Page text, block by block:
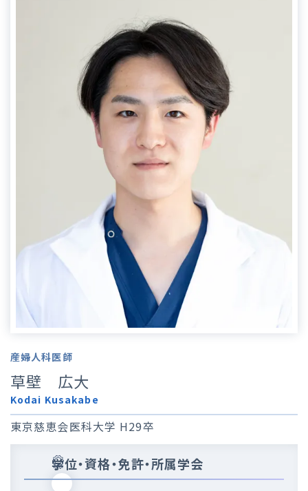
産婦人科医師
草壁 広大
Kodai Kusakabe
東京慈恵会医科大学 H29卒
学位・資格・免許・所属学会